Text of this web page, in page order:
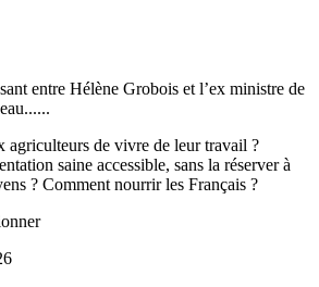
entre Hélène Grobois et l’ex ministre de
agriculteurs de vivre de leur travail ?
saine accessible, sans la réserver à
? Comment nourrir les Français ?